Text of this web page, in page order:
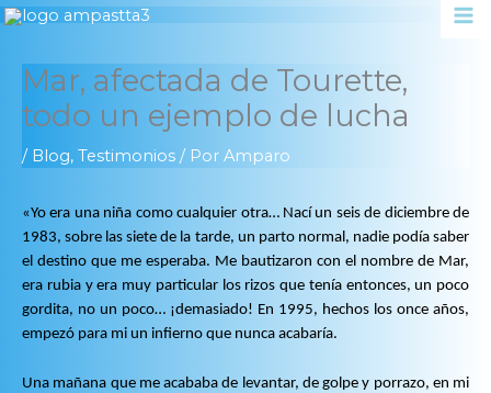
Ir
Mar, afectada de Tourette,
todo un ejemplo de lucha
/ Blog, Testimonios / Por Amparo
«Yo era una niña como cualquier otra… Nací un seis de diciembre de
1983, sobre las siete de la tarde, un parto normal, nadie podía saber
el destino que me esperaba. Me bautizaron con el nombre de Mar,
era rubia y era muy particular los rizos que tenía entonces, un poco
gordita, no un poco… ¡demasiado! En 1995, hechos los once años,
empezó para mi un infierno que nunca acabaría.
Una mañana que me acababa de levantar, de golpe y porrazo, en mi